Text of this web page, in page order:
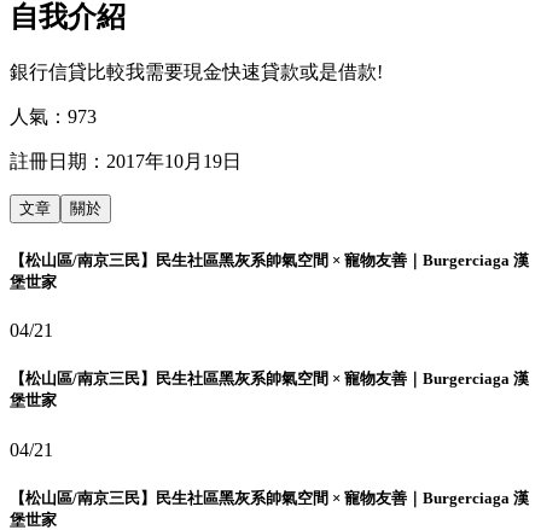
自我介紹
銀行信貸比較我需要現金快速貸款或是借款!
人氣： 973
註冊日期： 2017年10月19日
文章 關於
【松山區/南京三民】民生社區黑灰系帥氣空間 × 寵物友善｜Burgerciaga 漢
堡世家
04/21
【松山區/南京三民】民生社區黑灰系帥氣空間 × 寵物友善｜Burgerciaga 漢
堡世家
04/21
【松山區/南京三民】民生社區黑灰系帥氣空間 × 寵物友善｜Burgerciaga 漢
堡世家